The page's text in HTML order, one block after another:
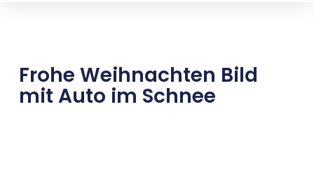
Frohe Weihnachten Bild
mit Auto im Schnee